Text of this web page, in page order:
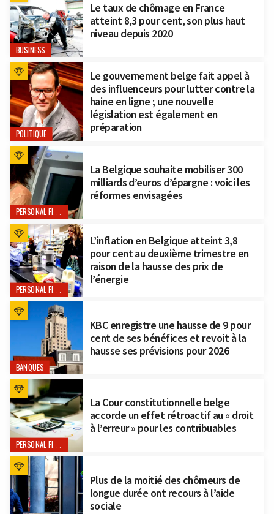
BUSINESS
Le taux de chômage en France
atteint 8,3 pour cent, son plus haut
niveau depuis 2020
POLITIQUE
Le gouvernement belge fait appel à
des influenceurs pour lutter contre la
haine en ligne ; une nouvelle
législation est également en
préparation
PERSONAL FINANCE
La Belgique souhaite mobiliser 300
milliards d’euros d’épargne : voici les
réformes envisagées
PERSONAL FINANCE
L’inflation en Belgique atteint 3,8
pour cent au deuxième trimestre en
raison de la hausse des prix de
l’énergie
BANQUES
KBC enregistre une hausse de 9 pour
cent de ses bénéfices et revoit à la
hausse ses prévisions pour 2026
PERSONAL FINANCE
La Cour constitutionnelle belge
accorde un effet rétroactif au « droit
à l’erreur » pour les contribuables
Plus de la moitié des chômeurs de
longue durée ont recours à l’aide
sociale